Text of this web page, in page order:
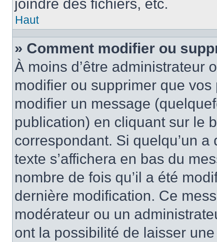
joindre des fichiers, etc.
Haut
» Comment modifier ou
À moins d’être administrateur
modifier ou supprimer que
modifier un message
publication) en cliquant sur le
correspondant. Si quelqu’un
texte s’affichera en bas du
nombre de fois qu’il a été
dernière modification. Ce
modérateur ou un
ont la possibilité de laisser